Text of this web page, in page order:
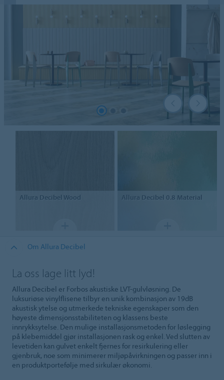
Allura Decibel Wood Allura Decibel 0.8 Material
Om Allura Decibel
La oss lage litt lyd!
Allura Decibel er Forbos akustiske LVT-gulvløsning. De
luksuriøse vinylflisene tilbyr en unik kombinasjon av 19dB
akustisk ytelse og utmerkede tekniske egenskaper som den
høyeste dimensjonsstabiliteten og klassens beste
innrykksytelse. Den mulige installasjonsmetoden for løslegging
på klebemiddel gjør installasjonen rask og enkel. Ved slutten av
levetiden kan gulvet enkelt fjernes for resirkulering eller
gjenbruk, noe som minimerer miljøpåvirkningen og passer inn i
en produktportefølje med sirkulær økonomi.